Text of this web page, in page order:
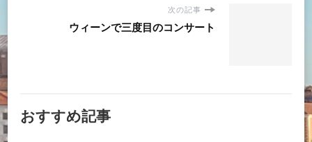
次の記事
ウィーンで三度目のコンサート
おすすめ記事